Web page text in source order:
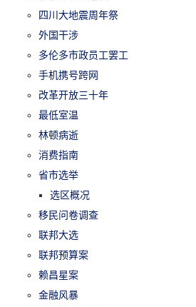
四川大地震周年祭
外国干涉
多伦多市政员工罢工
手机携号跨网
改革开放三十年
最低室温
林顿病逝
消费指南
省市选举
选区概况
移民问卷调查
联邦大选
联邦预算案
赖昌星案
金融风暴